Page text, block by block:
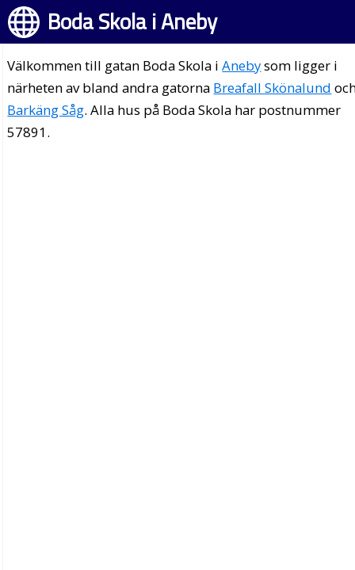
Boda Skola i Aneby
Välkommen till gatan Boda Skola iAnebysom ligger i
närheten av bland andra gatorna Breafall Skönalund
Barkäng Såg. Alla hus på Boda Skola har postnummer
57891.